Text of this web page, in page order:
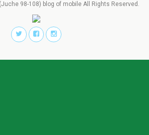
98-108) blog of mobile All Rights Reserved.